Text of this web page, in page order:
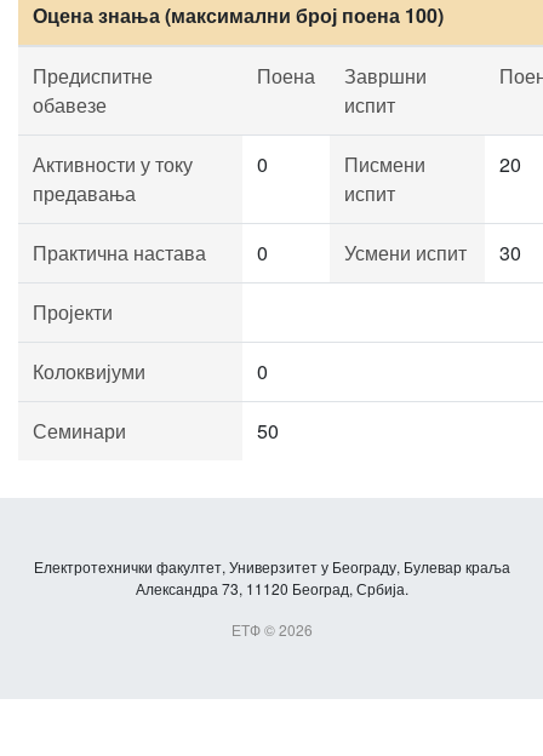
Оцена знања (максимални број поена 100)
Предиспитне
обавезе
Поена
Завршни
испит
Активности у току
предавања
0
Писмени
испит
20
Практична настава 0 Усмени испит 30
Пројекти
Колоквијуми 0
Семинари 50
Електротехнички факултет, Универзитет у Београду, Булевар краља
Александра 73, 11120 Београд, Србија.
ЕТФ © 2026